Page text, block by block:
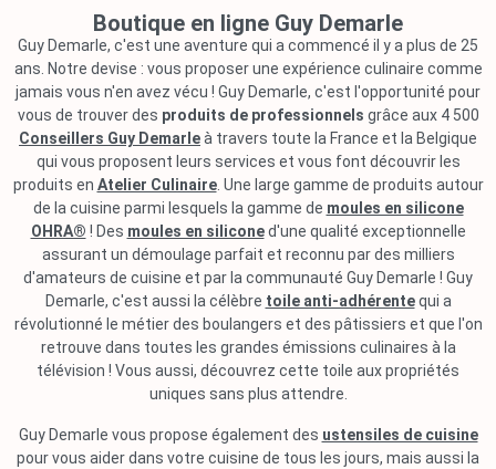
Boutique en ligne Guy Demarle
Guy Demarle, c'est une aventure qui a commencé il y a plus de 25
ans. Notre devise : vous proposer une expérience culinaire comme
jamais vous n'en avez vécu ! Guy Demarle, c'est l'opportunité pour
vous de trouver des produits de professionnels grâce aux 4 500
Conseillers Guy Demarleà travers toute la France et la Belgique
qui vous proposent leurs services et vous font découvrir les
produits en Atelier Culinaire. Une large gamme de produits autour
de la cuisine parmi lesquels la gamme de moules en silicone
OHRA® ! Des moules en siliconed'une qualité exceptionnelle
assurant un démoulage parfait et reconnu par des milliers
d'amateurs de cuisine et par la communauté Guy Demarle ! Guy
Demarle, c'est aussi la célèbre toile anti-adhérentequi a
révolutionné le métier des boulangers et des pâtissiers et que l'on
retrouve dans toutes les grandes émissions culinaires à la
télévision ! Vous aussi, découvrez cette toile aux propriétés
uniques sans plus attendre.
Guy Demarle vous propose également des ustensiles de cuisine
pour vous aider dans votre cuisine de tous les jours, mais aussi la